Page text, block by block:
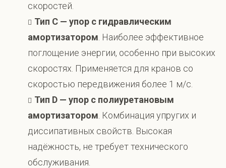
скоростей.
Тип C — упор с гидравлическим
амортизатором . Наиболее эффективное
поглощение энергии, особенно при высоких
скоростях. Применяется для кранов со
скоростью передвижения более 1 м/с.
Тип D — упор с полиуретановым
амортизатором . Комбинация упругих и
диссипативных свойств. Высокая
надёжность, не требует технического
обслуживания.